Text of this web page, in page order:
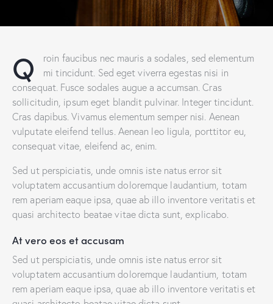
Q
roin faucibus nec mauris a sodales, sed elementum
mi tincidunt. Sed eget viverra egestas nisi in
consequat. Fusce sodales augue a accumsan. Cras
sollicitudin, ipsum eget blandit pulvinar. Integer tincidunt.
Cras dapibus. Vivamus elementum semper nisi. Aenean
vulputate eleifend tellus. Aenean leo ligula, porttitor eu,
consequat vitae, eleifend ac, enim.
Sed ut perspiciatis, unde omnis iste natus error sit
voluptatem accusantium doloremque laudantium, totam
rem aperiam eaque ipsa, quae ab illo inventore veritatis et
quasi architecto beatae vitae dicta sunt, explicabo.
At vero eos et accusam
Sed ut perspiciatis, unde omnis iste natus error sit
voluptatem accusantium doloremque laudantium, totam
rem aperiam eaque ipsa, quae ab illo inventore veritatis et